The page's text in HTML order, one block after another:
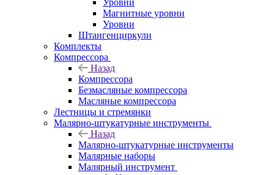
Уровни
Магнитные уровни
Уровни
Штангенциркули
Комплекты
Компрессора
Назад
Компрессора
Безмасляные компрессора
Масляные компрессора
Лестницы и стремянки
Малярно-штукатурные инструменты
Назад
Малярно-штукатурные инструменты
Малярные наборы
Малярный инструмент